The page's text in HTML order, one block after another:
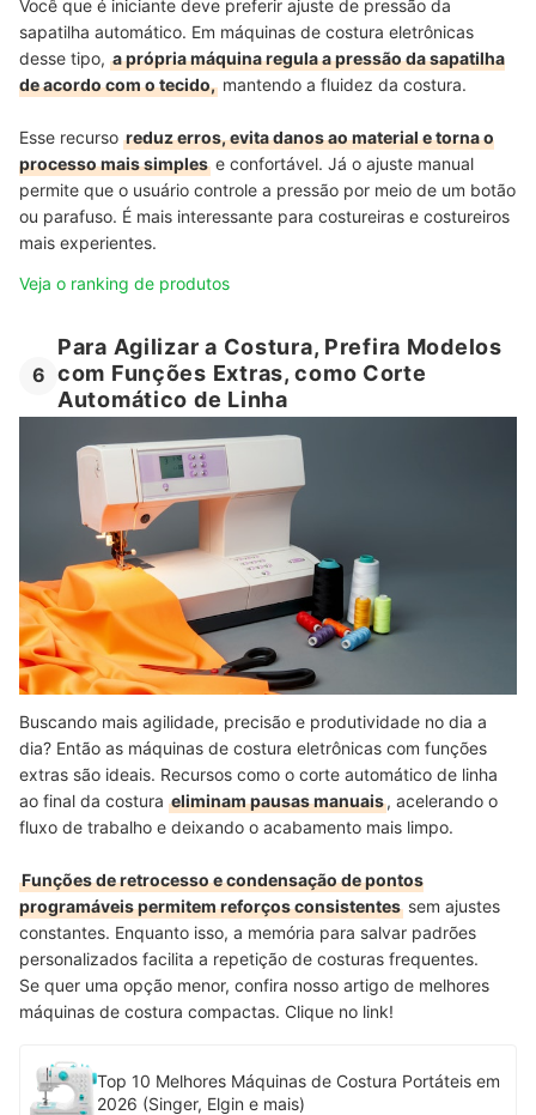
Você que é iniciante deve preferir ajuste de pressão da
sapatilha automático. Em máquinas de costura eletrônicas
desse tipo, a própria máquina regula a pressão da sapatilha
de acordo com o tecido, mantendo a fluidez da costura.
Esse recurso reduz erros, evita danos ao material e torna o
processo mais simples e confortável. Já o ajuste manual
permite que o usuário controle a pressão por meio de um botão
ou parafuso. É mais interessante para costureiras e costureiros
mais experientes.
Veja o ranking de produtos
6
Para Agilizar a Costura, Prefira Modelos
com Funções Extras, como Corte
Automático de Linha
Buscando mais agilidade, precisão e produtividade no dia a
dia? Então as máquinas de costura eletrônicas com funções
extras são ideais. Recursos como o corte automático de linha
ao final da costura eliminam pausas manuais, acelerando o
fluxo de trabalho e deixando o acabamento mais limpo.
Funções de retrocesso e condensação de pontos
programáveis permitem reforços consistentes sem ajustes
constantes. Enquanto isso, a memória para salvar padrões
personalizados facilita a repetição de costuras frequentes.
Se quer uma opção menor, confira nosso artigo de melhores
máquinas de costura compactas. Clique no link!
Top 10 Melhores Máquinas de Costura Portáteis em
2026 (Singer, Elgin e mais)